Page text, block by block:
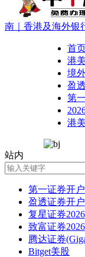
南｜香港及海外银
首
港
境
盈
第
港
站内
第一证券开户
盈透证券开户
复星证券2026
致富证券2026
腾达证券
Bitget美股